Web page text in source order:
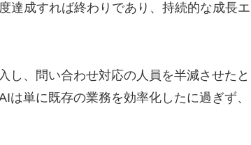
達成すれば終わりであり、持続的な成長エ
し、問い合わせ対応の人員を半減させたと
単に既存の業務を効率化したに過ぎず、